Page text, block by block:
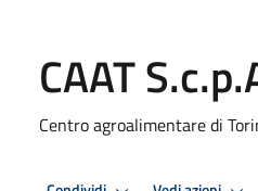
CAAT
Centro agroalimentare di